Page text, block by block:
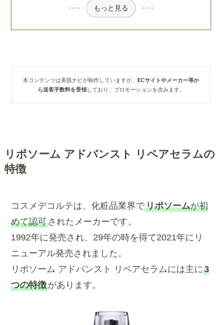
もっと見る
本コンテンツは美肌ナビが制作していますが、
ECサイトやメーカー等か
ら送客手数料を受領しており、プロモーションを含みます。
リポソーム アドバンスト リペアセラムの
特徴
コスメデコルテは、化粧品業界でリポソームが初
めて認可されたメーカーです。
1992年に発売され、29年の時を得て2021年にリ
ニューアル発売されました。
リポソーム アドバンスト リペアセラムには主に3
つの特徴があります。